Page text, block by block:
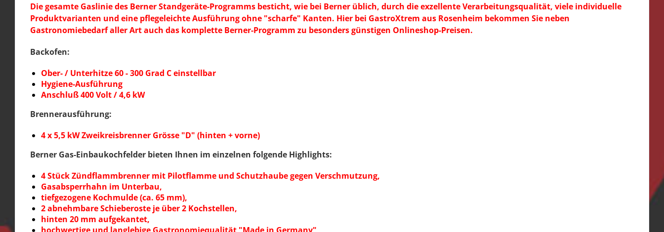
Die gesamte Gaslinie des Berner Standgeräte-Programms besticht, wie bei Berner üblich, durch die exzellente Verarbeitungsqualität, viele individuelle
Produktvarianten und eine pflegeleichte Ausführung ohne "scharfe" Kanten. Hier bei GastroXtrem aus Rosenheim bekommen Sie neben
Gastronomiebedarf aller Art auch das komplette Berner-Programm zu besonders günstigen Onlineshop-Preisen.
Backofen:
Ober- / Unterhitze 60 - 300 Grad C einstellbar
Hygiene-Ausführung
Anschluß 400 Volt / 4,6 kW
Brennerausführung:
4 x 5,5 kW Zweikreisbrenner Grösse "D" (hinten + vorne)
Berner Gas-Einbaukochfelder bieten Ihnen im einzelnen folgende Highlights:
4 Stück Zündflammbrenner mit Pilotflamme und Schutzhaube gegen Verschmutzung,
Gasabsperrhahn im Unterbau,
tiefgezogene Kochmulde (ca. 65 mm),
2 abnehmbare Schieberoste je über 2 Kochstellen,
hinten 20 mm aufgekantet,